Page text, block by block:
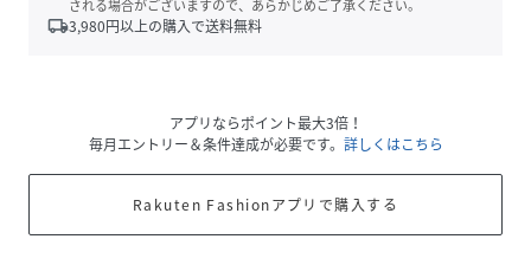
される場合がございますので、あらかじめご了承ください。
local_shipping3,980円以上の購入で送料無料
アプリならポイント最大3倍！
毎月エントリー＆条件達成が必要です。 詳しくはこちら
Rakuten Fashionアプリで購入する